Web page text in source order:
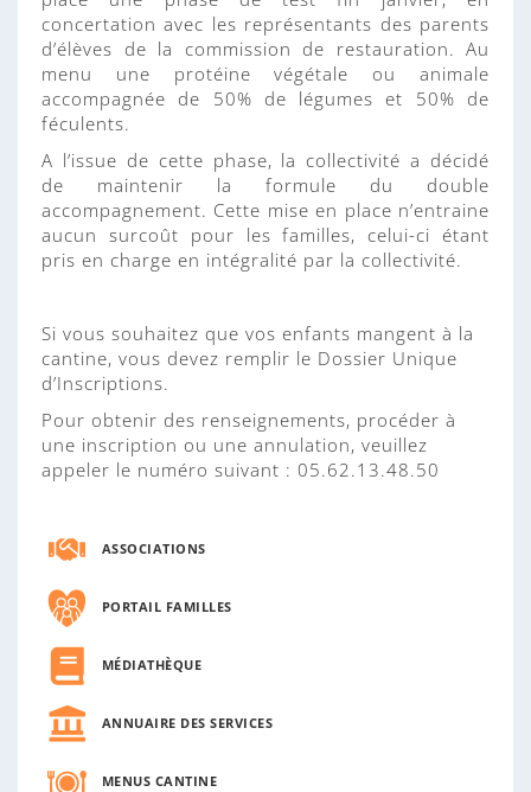
concertation avec les représentants des parents
d’élèves de la commission de restauration. Au
menu une protéine végétale ou animale
accompagnée de 50% de légumes et 50% de
féculents.
A l’issue de cette phase, la collectivité a décidé
de maintenir la formule du double
accompagnement. Cette mise en place n’entraine
aucun surcoût pour les familles, celui-ci étant
pris en charge en intégralité par la collectivité.
Si vous souhaitez que vos enfants mangent à la
cantine, vous devez remplir le Dossier Unique
d’Inscriptions.
Pour obtenir des renseignements, procéder à
une inscription ou une annulation, veuillez
appeler le numéro suivant : 05.62.13.48.50
ASSOCIATIONS
PORTAIL FAMILLES
MÉDIATHÈQUE
ANNUAIRE DES SERVICES
MENUS CANTINE